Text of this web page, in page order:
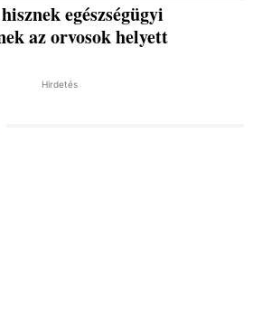
egészségügyi
az orvosok helyett
Hirdetés